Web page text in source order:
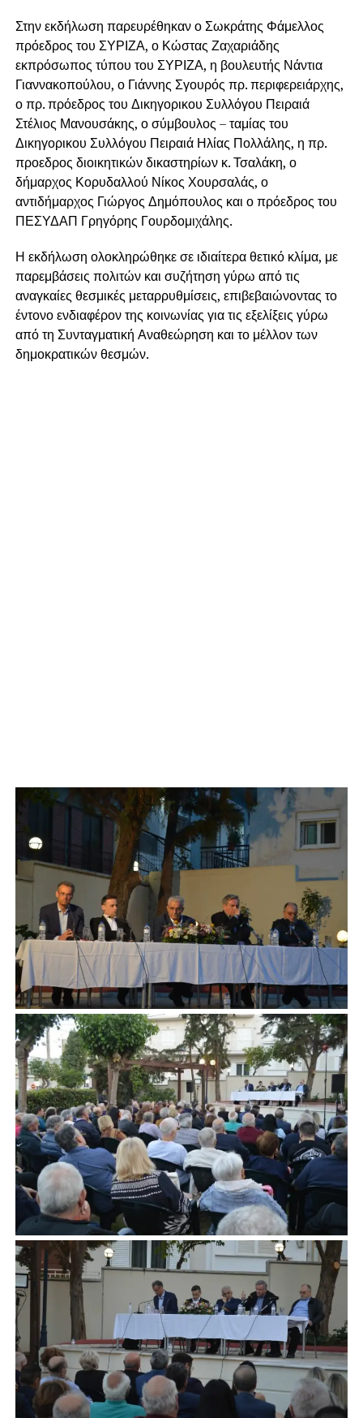
Στην εκδήλωση παρευρέθηκαν ο Σωκράτης Φάμελλος
πρόεδρος του ΣΥΡΙΖΑ, ο Κώστας Ζαχαριάδης
εκπρόσωπος τύπου του ΣΥΡΙΖΑ, η βουλευτής Νάντια
Γιαννακοπούλου, ο Γιάννης Σγουρός πρ. περιφερειάρχης,
ο πρ. πρόεδρος του Δικηγορικου Συλλόγου Πειραιά
Στέλιος Μανουσάκης, ο σύμβουλος – ταμίας του
Δικηγορικου Συλλόγου Πειραιά Ηλίας Πολλάλης, η πρ.
προεδρος διοικητικών δικαστηρίων κ. Τσαλάκη, ο
δήμαρχος Κορυδαλλού Νίκος Χουρσαλάς, ο
αντιδήμαρχος Γιώργος Δημόπουλος και ο πρόεδρος του
ΠΕΣΥΔΑΠ Γρηγόρης Γουρδομιχάλης.
Η εκδήλωση ολοκληρώθηκε σε ιδιαίτερα θετικό κλίμα, με
παρεμβάσεις πολιτών και συζήτηση γύρω από τις
αναγκαίες θεσμικές μεταρρυθμίσεις, επιβεβαιώνοντας το
έντονο ενδιαφέρον της κοινωνίας για τις εξελίξεις γύρω
από τη Συνταγματική Αναθεώρηση και το μέλλον των
δημοκρατικών θεσμών.